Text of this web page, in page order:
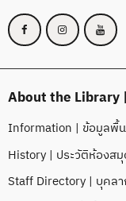
About the Library
Information | ข้อมูลพื้
History | ประวัติห้องส
Staff Directory | บุคล